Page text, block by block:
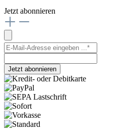
Jetzt abonnieren
Jetzt abonnieren